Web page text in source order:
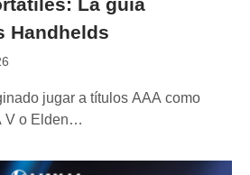
Handhelds
jugar a títulos AAA como
V o Elden…